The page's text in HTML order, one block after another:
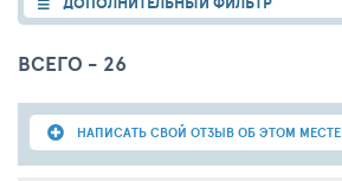
ВСЕГО - 26
НАПИСАТЬ СВОЙ ОТЗЫВ ОБ ЭТОМ МЕСТЕ